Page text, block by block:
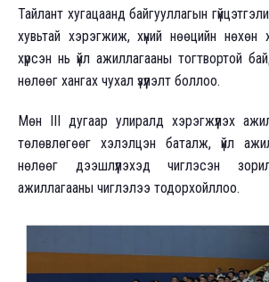
Тайлант хугацаанд байгууллагын
хувьтай хэрэгжиж, хүний нөөцийн нөхөн
хүрсэн нь үйл ажиллагааны тогтвортой
нөлөөг хангах чухал үзүүлэлт боллоо.
Мөн III дугаар улиралд хэрэгжүүлэх
төлөвлөгөөг хэлэлцэн баталж, үйл
нөлөөг дээшлүүлэхэд чиглэсэн
ажиллагааны чиглэлээ тодорхойллоо.